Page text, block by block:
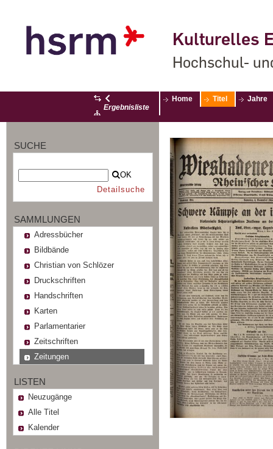
Kulturelles
Hochschul-
Ergebnisliste
Home Titel Jahre
SUCHE
OK
Detailsuche
SAMMLUNGEN
Adressbücher
Bildbände
Christian von Schlözer
Druckschriften
Handschriften
Karten
Parlamentarier
Zeitschriften
Zeitungen
LISTEN
Neuzugänge
Alle Titel
Kalender